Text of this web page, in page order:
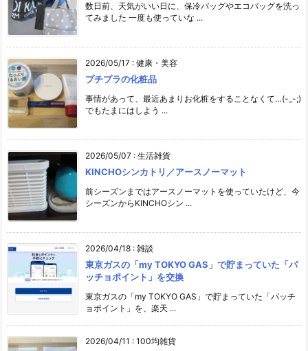
数日前、天気がいい日に、保冷バッグやエコバッグを洗っ
てみました 一度も使っていな ...
2026/05/17 : 健康・美容
プチプラの化粧品
事情があって、最近あまりお化粧をすることなくて…(-_-;)
でもたまにはしよう ...
2026/05/07 : 生活雑貨
KINCHOシンカトリ／アースノーマット
前シーズンまではアースノーマットを使っていたけど、今
シーズンからKINCHOシン ...
2026/04/18 : 雑談
東京ガスの「my TOKYO GAS」で貯まっていた「パ
ッチョポイント」を交換
東京ガスの「my TOKYO GAS」で貯まっていた「パッチ
ョポイント」を、楽天 ...
2026/04/11 : 100均雑貨